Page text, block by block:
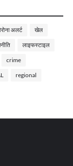
अलर्ट खेल
लाइफस्टाइल
crime
regional